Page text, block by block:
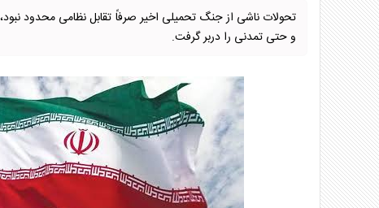
تحولات ناشی از جنگ تحمیلی اخیر صرفاً تقابل نظامی محدود
و حتی تمدنی را دربر گرفت.